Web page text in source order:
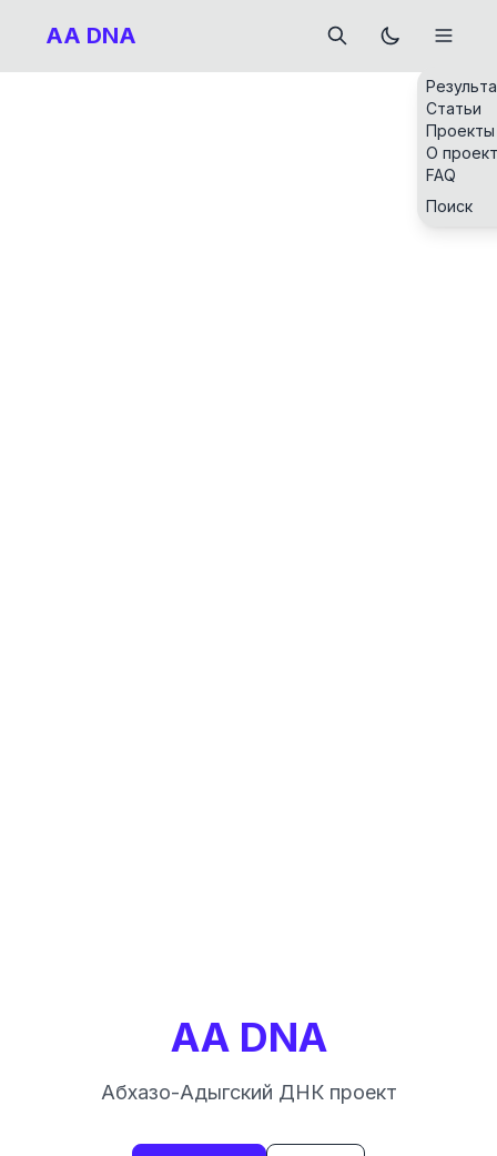
AA DNA
Статьи
Проекты
О
FAQ
Поиск
AA DNA
Абхазо-Адыгский ДНК проект